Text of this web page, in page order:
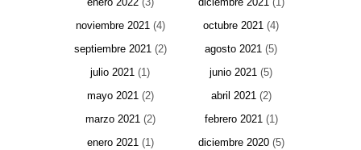
noviembre 2021(4) octubre 2021 (4)
septiembre 2021(2) agosto 2021 (5)
julio 2021 (1) junio 2021 (5)
mayo 2021(2) abril 2021(2)
marzo 2021(2) febrero 2021(1)
enero 2021(1) diciembre 2020(5)